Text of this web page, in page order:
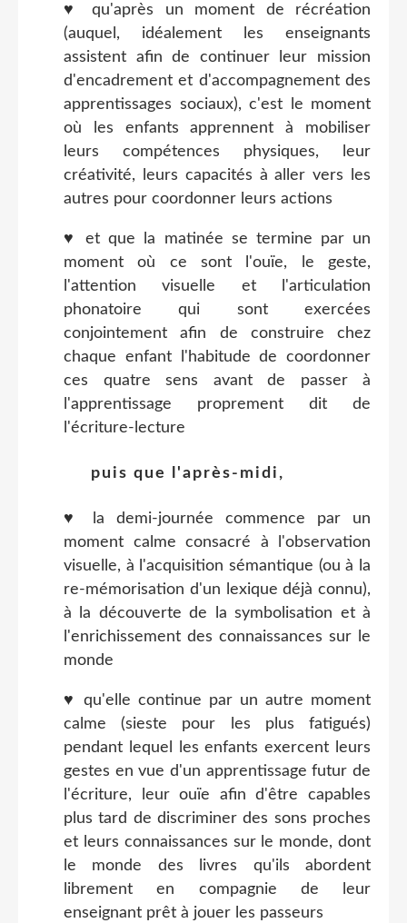
♥ qu'après un moment de récréation
(auquel, idéalement les enseignants
assistent afin de continuer leur mission
d'encadrement et d'accompagnement des
apprentissages sociaux), c'est le moment
où les enfants apprennent à mobiliser
leurs compétences physiques, leur
créativité, leurs capacités à aller vers les
autres pour coordonner leurs actions
♥ et que la matinée se termine par un
moment où ce sont l'ouïe, le geste,
l'attention visuelle et l'articulation
phonatoire qui sont exercées
conjointement afin de construire chez
chaque enfant l'habitude de coordonner
ces quatre sens avant de passer à
l'apprentissage proprement dit de
l'écriture-lecture
puis que l'après-midi,
♥ la demi-journée commence par un
moment calme consacré à l'observation
visuelle, à l'acquisition sémantique (ou à la
re-mémorisation d'un lexique déjà connu),
à la découverte de la symbolisation et à
l'enrichissement des connaissances sur le
monde
♥ qu'elle continue par un autre moment
calme (sieste pour les plus fatigués)
pendant lequel les enfants exercent leurs
gestes en vue d'un apprentissage futur de
l'écriture, leur ouïe afin d'être capables
plus tard de discriminer des sons proches
et leurs connaissances sur le monde, dont
le monde des livres qu'ils abordent
librement en compagnie de leur
enseignant prêt à jouer les passeurs